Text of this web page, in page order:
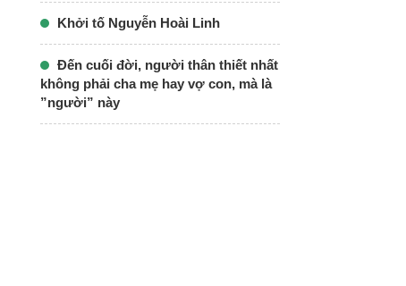
Khởi tố Nguyễn Hoài Linh
Đến cuối đời, người thân thiết nhất
không phải cha mẹ hay vợ con, mà là
”người” này